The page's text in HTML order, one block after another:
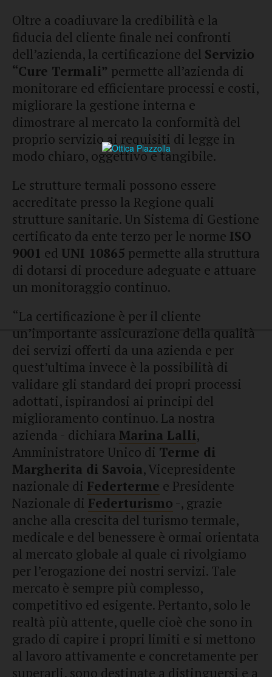
Oltre a coadiuvare la credibilità e la
fiducia del cliente finale nei confronti
dell’azienda, la certificazione del Servizio
“Cure Termali” permette all’azienda di
monitorare ed efficientare processi e costi,
migliorare la gestione interna e
dimostrare al mercato la conformità del
proprio servizio ai requisiti di legge in
modo chiaro, oggettivo e tangibile.
Le strutture termali possono essere
accreditate presso la Regione quali
strutture sanitarie. Un Sistema di Gestione
certificato da ente terzo per le norme ISO
9001 ed UNI 10865 permette alla struttura
di dotarsi di procedure adeguate e attuare
un monitoraggio continuo.
“La certificazione è per il cliente
un’importante assicurazione della qualità
dei servizi offerti da una azienda e per
quest’ultima invece è la possibilità di
validare gli standard dei propri processi
adottati, ispirandosi ai principi del
miglioramento continuo. La nostra
azienda - dichiara Marina Lalli,
Amministratore Unico di Terme di
Margherita di Savoia, Vicepresidente
nazionale di Federterme e Presidente
Nazionale di Federturismo -, grazie
anche alla crescita del turismo termale,
medicale e del benessere è ormai orientata
al mercato globale al quale ci rivolgiamo
per l’erogazione dei nostri servizi. Tale
mercato è sempre più complesso,
competitivo ed esigente. Pertanto, solo le
realtà più attente, quelle cioè che sono in
grado di capire i propri limiti e si mettono
al lavoro attivamente e concretamente per
superarli, sono destinate a distinguersi e a